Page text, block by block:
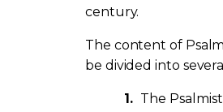
century.
The content of
be divided into
1. The